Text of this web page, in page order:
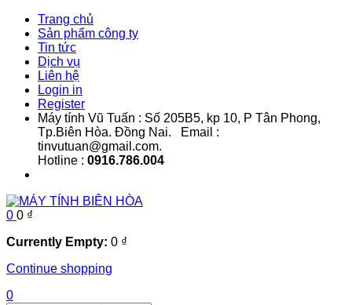
Trang chủ
Sản phẩm công ty
Tin tức
Dịch vụ
Liên hệ
Login in
Register
Máy tính Vũ Tuấn : Số 205B5, kp 10, P Tân Phong,
Tp.Biên Hòa. Đồng Nai. Email :
tinvutuan@gmail.com.
Hotline : 0916.786.004
0 0 ₫
Currently Empty: 0 ₫
Continue shopping
0